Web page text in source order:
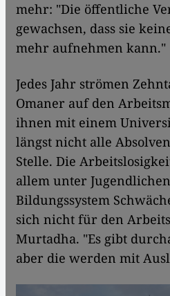
mehr: "Die öffentliche
gewachsen, dass sie
mehr aufnehmen kann."
Jedes Jahr strömen
Omaner auf den
ihnen mit einem
längst nicht alle
Stelle. Die
allem unter
Bildungssystem
sich nicht für den
Murtadha. "Es gibt
aber die werden mit